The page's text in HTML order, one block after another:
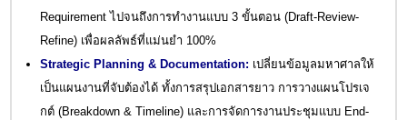
Requirement ไปจนถึงการทำงานแบบ 3 ขั้นตอน (Draft-Review-
Refine) เพื่อผลลัพธ์ที่แม่นยำ 100%
Strategic Planning & Documentation: เปลี่ยนข้อมูลมหาศาลให้
เป็นแผนงานที่จับต้องได้ ทั้งการสรุปเอกสารยาว การวางแผนโปรเจ
กต์ (Breakdown & Timeline) และการจัดการงานประชุมแบบ End-